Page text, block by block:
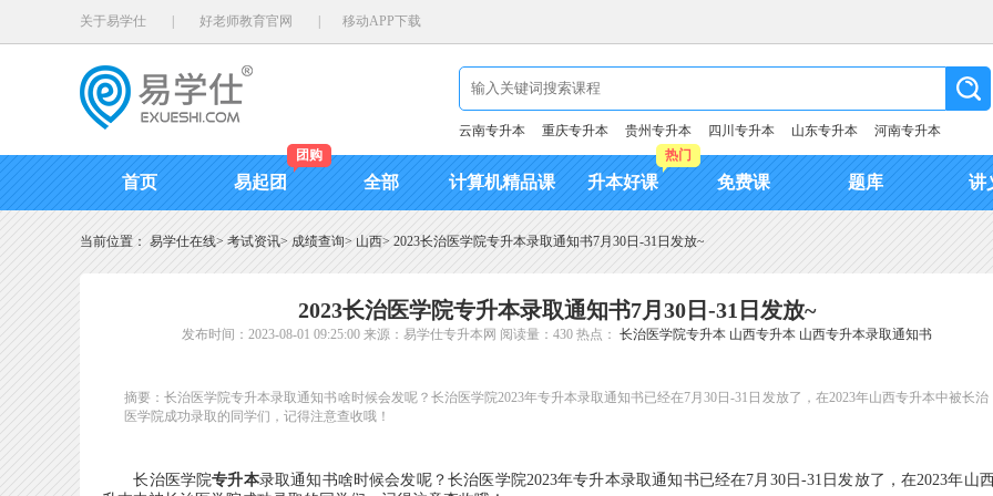
关于易学仕 好老师教育官网 移动APP下载
云南专升本 重庆专升本 贵州专升本 四川专升本 山东专升本 河南专升本
首页 易起团
团购
全部 计算机精品课 升本好课
热门
免费课 题库 讲
当前位置： 易学仕在线> 考试资讯> 成绩查询> 山西> 2023长治医学院专升本录取通知书7月30日-31日发放~
2023长治医学院专升本录取通知书7月30日-31日发放~
发布时间：2023-08-01 09:25:00 来源：易学仕专升本网 阅读量：430 热点： 长治医学院专升本 山西专升本 山西专升本录取通知书
摘要：长治医学院专升本录取通知书啥时候会发呢？长治医学院2023年专升本录取通知书已经在7月30日-31日发放了，在2023年山西专升本中被长治
医学院成功录取的同学们，记得注意查收哦！
长治医学院专升本录取通知书啥时候会发呢？长治医学院2023年专升本录取通知书已经在7月30日-31日发放了，在2023年山